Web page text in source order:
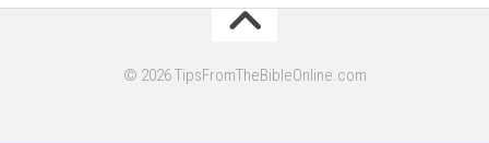
© 2026 TipsFromTheBibleOnline.com